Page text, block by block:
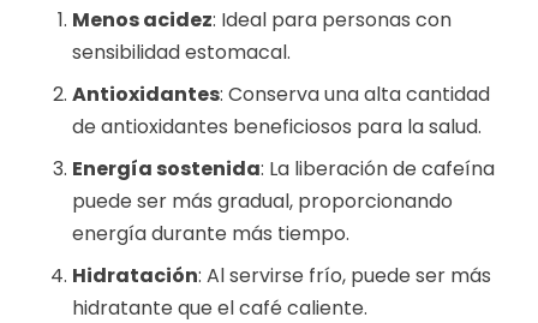
Menos acidez: Ideal para personas con
sensibilidad estomacal.
Antioxidantes: Conserva una alta cantidad
de antioxidantes beneficiosos para la salud.
Energía sostenida: La liberación de cafeína
puede ser más gradual, proporcionando
energía durante más tiempo.
Hidratación: Al servirse frío, puede ser más
hidratante que el café caliente.